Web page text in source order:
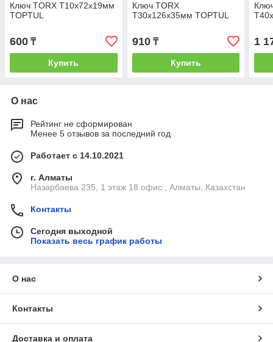
Ключ TORX T10х72х19мм
TOPTUL
600 ₸
Купить
Ключ TORX
T30х126х35мм TOPTUL
910₸
Купить
1
О нас
Рейтинг не сформирован
Менее 5 отзывов за последний год
Работает с 14.10.2021
г. Алматы
Назарбаева 235, 1 этаж 18 офис , Алматы, Казахстан
Контакты
Сегодня выходной
Показать весь график работы
О нас
Контакты
Доставка и оплата